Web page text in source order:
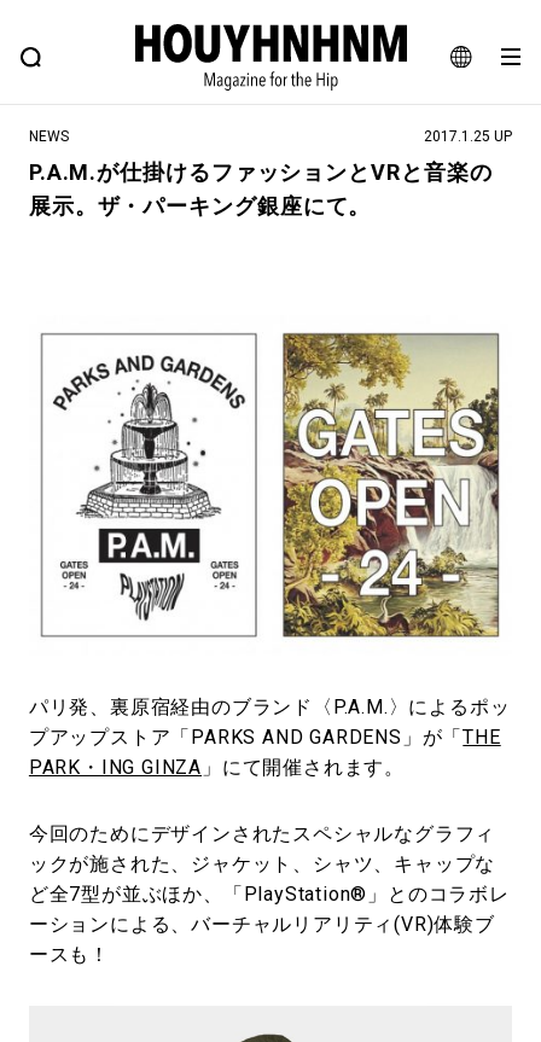
JA
EN
FEATURE BLOG SNAP
ヒップなファッション、カルチャー、ライフスタイルWEBマガジン
#マイナーグッド図鑑
#路地裏てぃーん。 #MONTHLY JOURNAL
#GH 銘品の所以 #フイナムのYouTube
#Commune H #FOCUS IT #AH.H
#ととけん #FASHION #MUSIC #MOVIE
#LIFESTYLE #OUTDOOR
#SPORTS #HANDSOME HANDBOOK
NEWS 2017.1.25 UP
P.A.M.が仕掛けるファッションとVRと音楽の
展示。ザ・パーキング銀座にて。
パリ発、裏原宿経由のブランド〈P.A.M.〉によるポッ
プアップストア「PARKS AND GARDENS」が「THE
PARK・ING GINZA 」にて開催されます。
今回のためにデザインされたスペシャルなグラフィ
ックが施された、ジャケット、シャツ、キャップな
ど全7型が並ぶほか、「PlayStation®」とのコラボレ
ーションによる、バーチャルリアリティ(VR)体験ブ
ースも！